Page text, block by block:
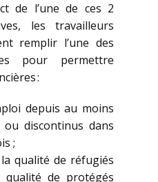
de l’une de ces 2
les travailleurs
remplir l’une des
pour permettre
:
depuis au moins
discontinus dans
;
qualité de réfugiés
de protégés